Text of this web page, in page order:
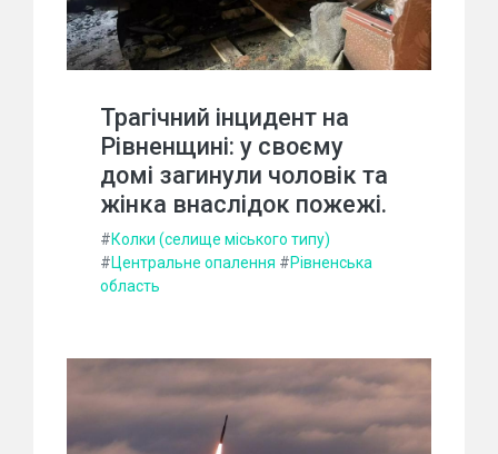
Трагічний інцидент на
Рівненщині: у своєму
домі загинули чоловік та
жінка внаслідок пожежі.
#Колки (селище міського типу)
#Центральне опалення #Рівненська
область